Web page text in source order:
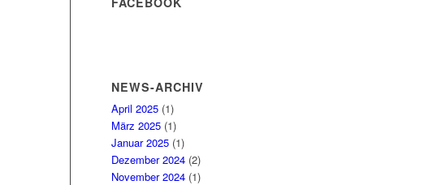
NEWS-ARCHIV
April 2025 (1)
März 2025 (1)
Januar 2025 (1)
Dezember 2024 (2)
November 2024 (1)